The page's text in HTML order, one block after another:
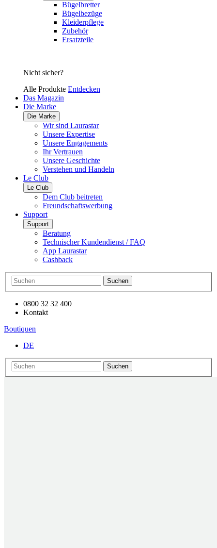
Bügelbretter
Bügelbezüge
Kleiderpflege
Zubehör
Ersatzteile
Nicht sicher?
Alle Produkte Entdecken
Das Magazin
Die Marke
Die Marke
Wir sind Laurastar
Unsere Expertise
Unsere Engagements
Ihr Vertrauen
Unsere Geschichte
Verstehen und Handeln
Le Club
Le Club
Dem Club beitreten
Freundschaftswerbung
Support
Support
Beratung
Technischer Kundendienst / FAQ
App Laurastar
Cashback
Suchen
0800 32 32 400
Kontakt
Boutiquen
DE
Suchen